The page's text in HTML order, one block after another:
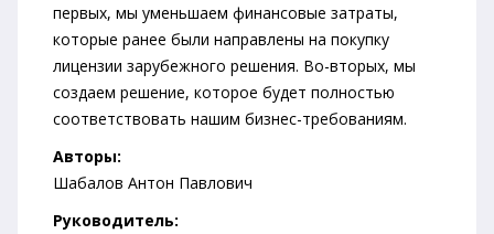
первых, мы уменьшаем финансовые затраты,
которые ранее были направлены на покупку
лицензии зарубежного решения. Во-вторых, мы
создаем решение, которое будет полностью
соответствовать нашим бизнес-требованиям.
Авторы:
Шабалов Антон Павлович
Руководитель: